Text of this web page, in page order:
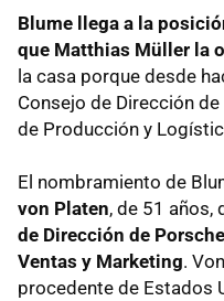
Blume llega a la
que Matthias Müller la
la casa porque desde
Consejo de Dirección
de Producción y
El nombramiento de
von Platen, de 51 años,
de Dirección de
Ventas y Marketing.
procedente de Estados